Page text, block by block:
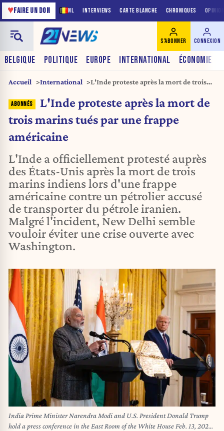
NL INTERVIEWS CARTE BLANCHE CHRONIQUES
♥FAIRE UN DON
BELGIQUE POLITIQUE EUROPE INTERNATIONAL ÉCONOMIE
S'ABONNER CONNEXION
Accueil International
L'Inde proteste après la mort de trois
L'Inde proteste après la mort de
trois marins tués par une frappe
américaine
L'Inde a officiellement protesté auprès
des États-Unis après la mort de trois
marins indiens lors d'une frappe
américaine contre un pétrolier accusé
de transporter du pétrole iranien.
Malgré l'incident, New Delhi semble
vouloir éviter une crise ouverte avec
Washington.
India Prime Minister Narendra Modi and U.S. President Donald Trump
hold a press conference in the East Room of the White House Feb. 13, 2025.